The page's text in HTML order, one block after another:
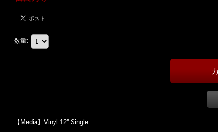
数量:
【Media】Vinyl 12'' Single